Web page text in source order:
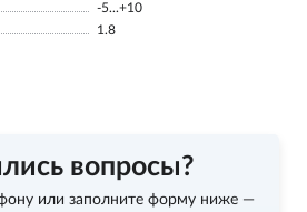
-5...+10
1.8
вопросы?
или заполните форму ниже —